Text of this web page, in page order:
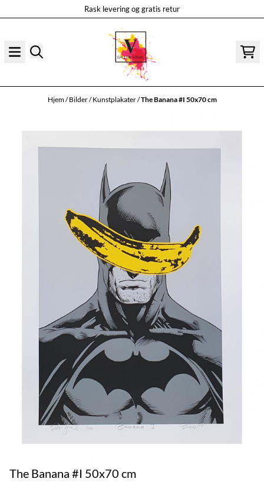
Rask levering og gratis retur
Hjem/Bilder/Kunstplakater/The Banana #I 50x70 cm
The Banana #I 50x70 cm